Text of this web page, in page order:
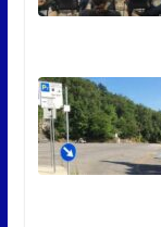
San Marino.
monito e
6 Agosto 2026